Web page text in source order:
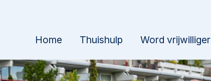
Home Thuishulp Word vrijwilliger